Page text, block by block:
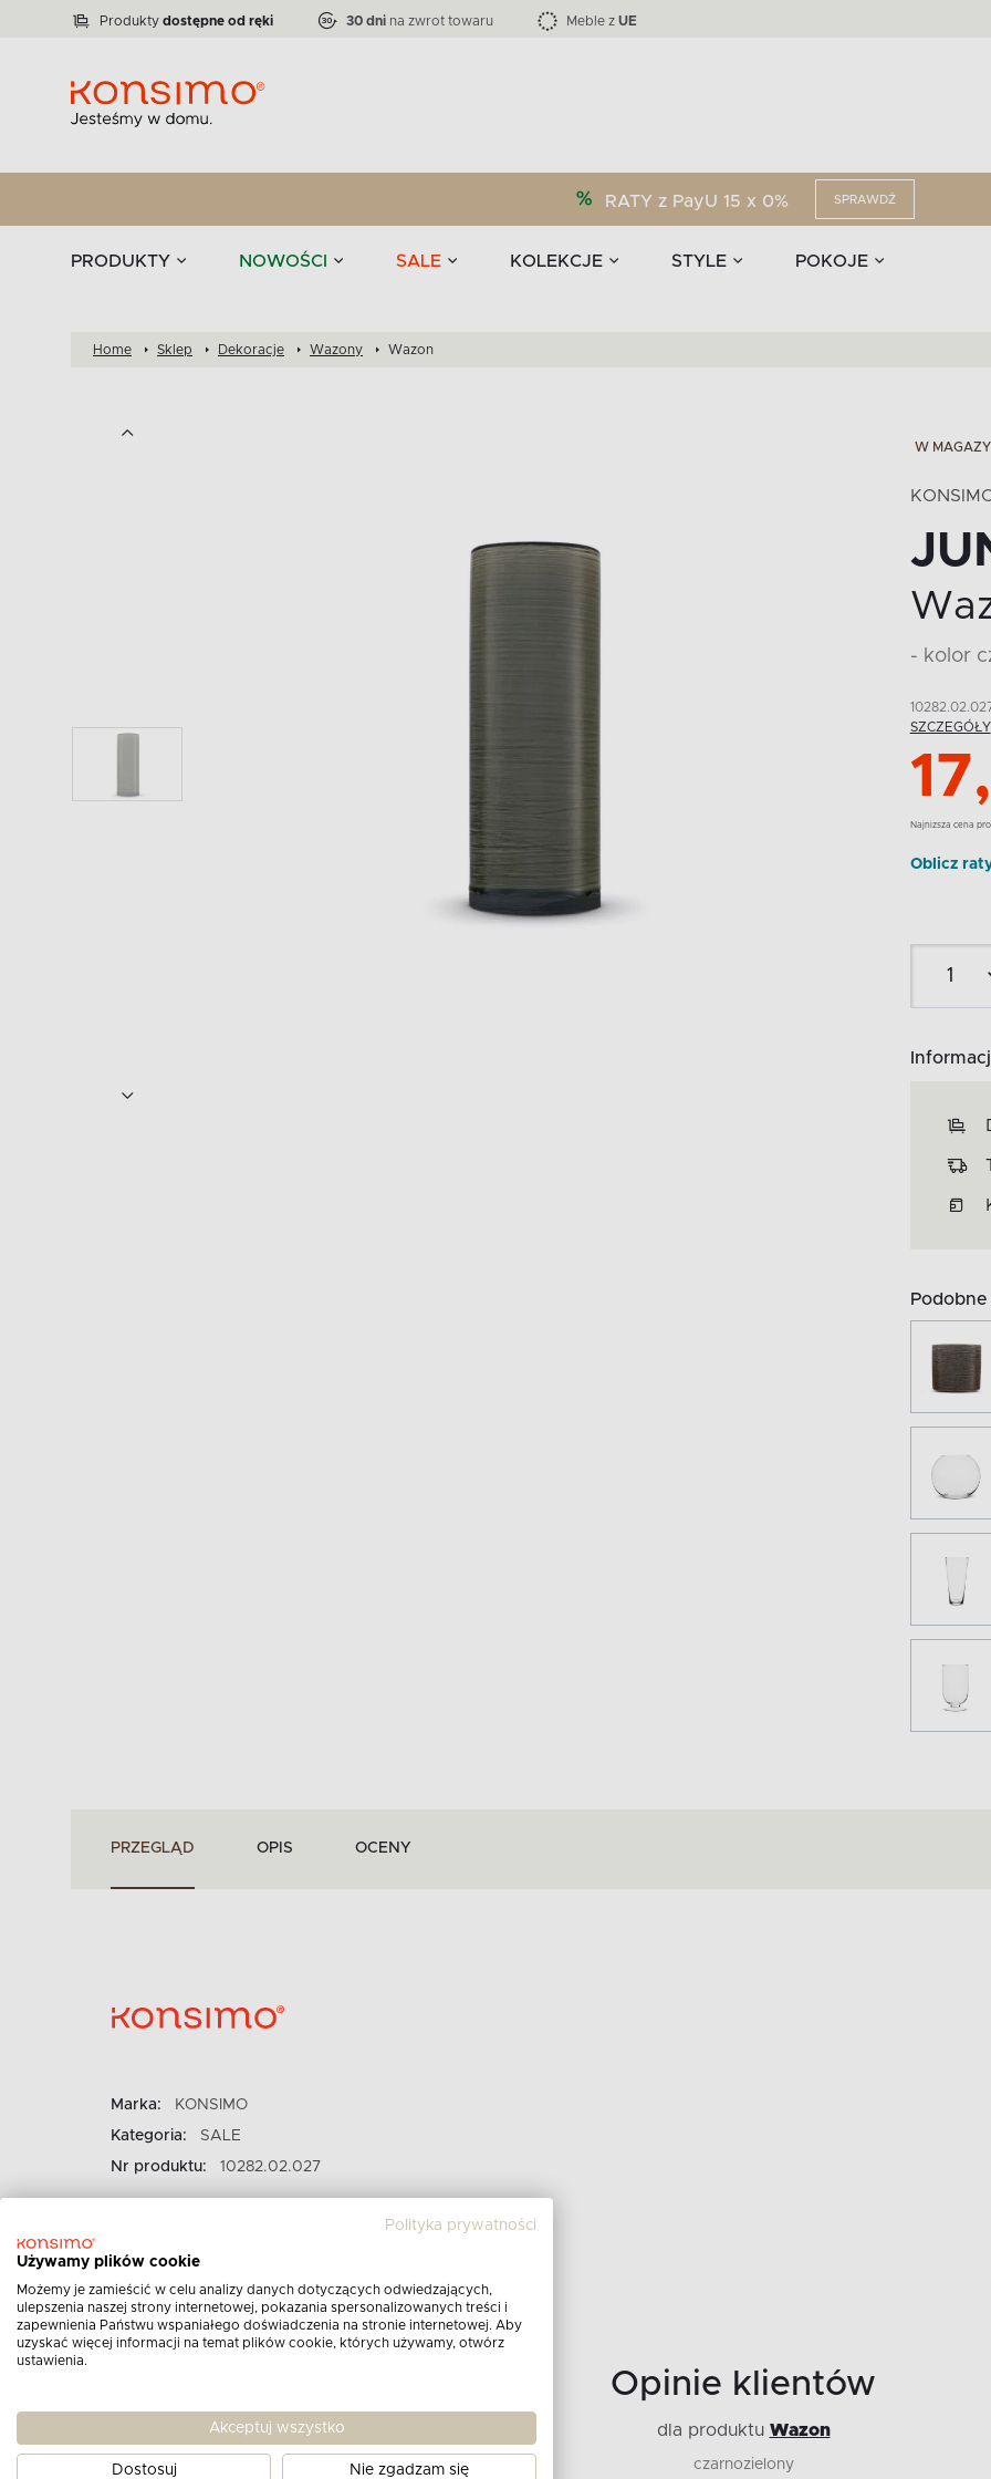
Produkty dostępne od ręki 30 dni na zwrot towaru Meble z UE
RATY z PayU 15 x 0% SPRAWDŹ
PRODUKTY NOWOŚCI SALE KOLEKCJE STYLE POKOJE
Zastawy stołowe i akcesoria
Kolekcja narożników RATLO -39 % Kolekcja mebli LOFTY -45 %
VICTO Liczba produktów:71 EPIRI Liczba produktów:
ELEGANT Liczba produktów:864 TEENS Liczba produktów:
stołowe
Home Sklep Dekoracje Wazony Wazon
W
- kolor
SZCZEGÓŁY
Najnizsza cena
Oblicz
PRZEGLĄD OPIS OCENY
Marka:
KONSIMO
Kategoria:
SALE
Nr produktu:
10282.02.027
Opinie klientów
dla produktu Wazon
czarnozielony
Polityka prywatności
Używamy plików cookie
Możemy je zamieścić w celu analizy danych dotyczących odwiedzających,
ulepszenia naszej strony internetowej, pokazania spersonalizowanych treści i
zapewnienia Państwu wspaniałego doświadczenia na stronie internetowej. Aby
uzyskać więcej informacji na temat plików cookie, których używamy, otwórz
ustawienia.
Akceptuj wszystko
Dostosuj Nie zgadzam się